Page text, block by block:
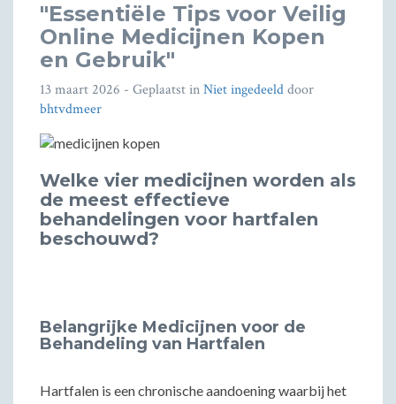
"Essentiële Tips voor Veilig
Online Medicijnen Kopen
en Gebruik"
13 maart 2026 - Geplaatst inNiet ingedeelddoor
bhtvdmeer
Welke vier medicijnen worden als
de meest effectieve
behandelingen voor hartfalen
beschouwd?
Belangrijke Medicijnen voor de
Behandeling van Hartfalen
Hartfalen is een chronische aandoening waarbij het